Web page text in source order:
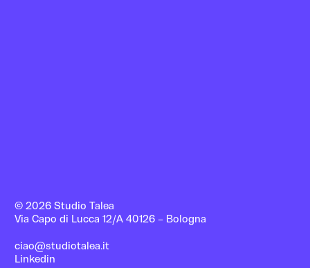
© 2026 Studio Talea
Via Capo di Lucca 12/A40126 – Bologna
ciao@studiotalea.it
Linkedin